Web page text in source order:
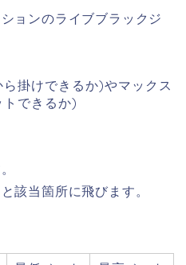
ョンのライブブラックジ
掛けできるか)やマックス
できるか)
該当箇所に飛びます。